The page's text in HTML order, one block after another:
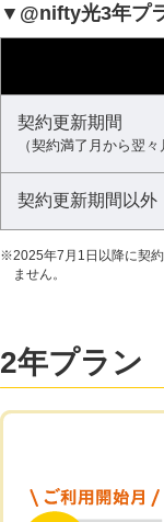
▼@nifty光3年プ
契約更新期間
（契約満了月から翌々
契約更新期間以外
※2025年7月1日以降に契
ません。
2年プラン